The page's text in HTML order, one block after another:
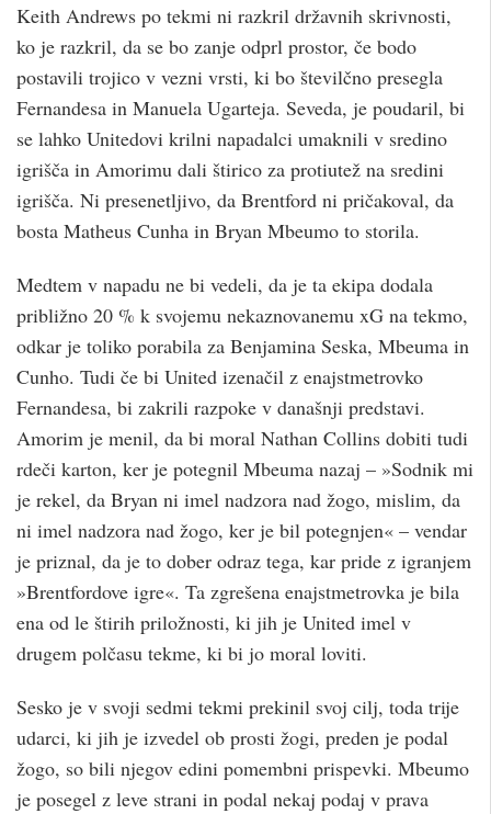
Keith Andrews po tekmi ni razkril državnih skrivnosti,
ko je razkril, da se bo zanje odprl prostor, če bodo
postavili trojico v vezni vrsti, ki bo številčno presegla
Fernandesa in Manuela Ugarteja. Seveda, je poudaril, bi
se lahko Unitedovi krilni napadalci umaknili v sredino
igrišča in Amorimu dali štirico za protiutež na sredini
igrišča. Ni presenetljivo, da Brentford ni pričakoval, da
bosta Matheus Cunha in Bryan Mbeumo to storila.
Medtem v napadu ne bi vedeli, da je ta ekipa dodala
približno 20 % k svojemu nekaznovanemu xG na tekmo,
odkar je toliko porabila za Benjamina Seska, Mbeuma in
Cunho. Tudi če bi United izenačil z enajstmetrovko
Fernandesa, bi zakrili razpoke v današnji predstavi.
Amorim je menil, da bi moral Nathan Collins dobiti tudi
rdeči karton, ker je potegnil Mbeuma nazaj – »Sodnik mi
je rekel, da Bryan ni imel nadzora nad žogo, mislim, da
ni imel nadzora nad žogo, ker je bil potegnjen« – vendar
je priznal, da je to dober odraz tega, kar pride z igranjem
»Brentfordove igre«. Ta zgrešena enajstmetrovka je bila
ena od le štirih priložnosti, ki jih je United imel v
drugem polčasu tekme, ki bi jo moral loviti.
Sesko je v svoji sedmi tekmi prekinil svoj cilj, toda trije
udarci, ki jih je izvedel ob prosti žogi, preden je podal
žogo, so bili njegov edini pomembni prispevki. Mbeumo
je posegel z leve strani in podal nekaj podaj v prava